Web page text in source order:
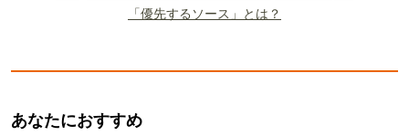
「優先するソース」とは？
あなたにおすすめ